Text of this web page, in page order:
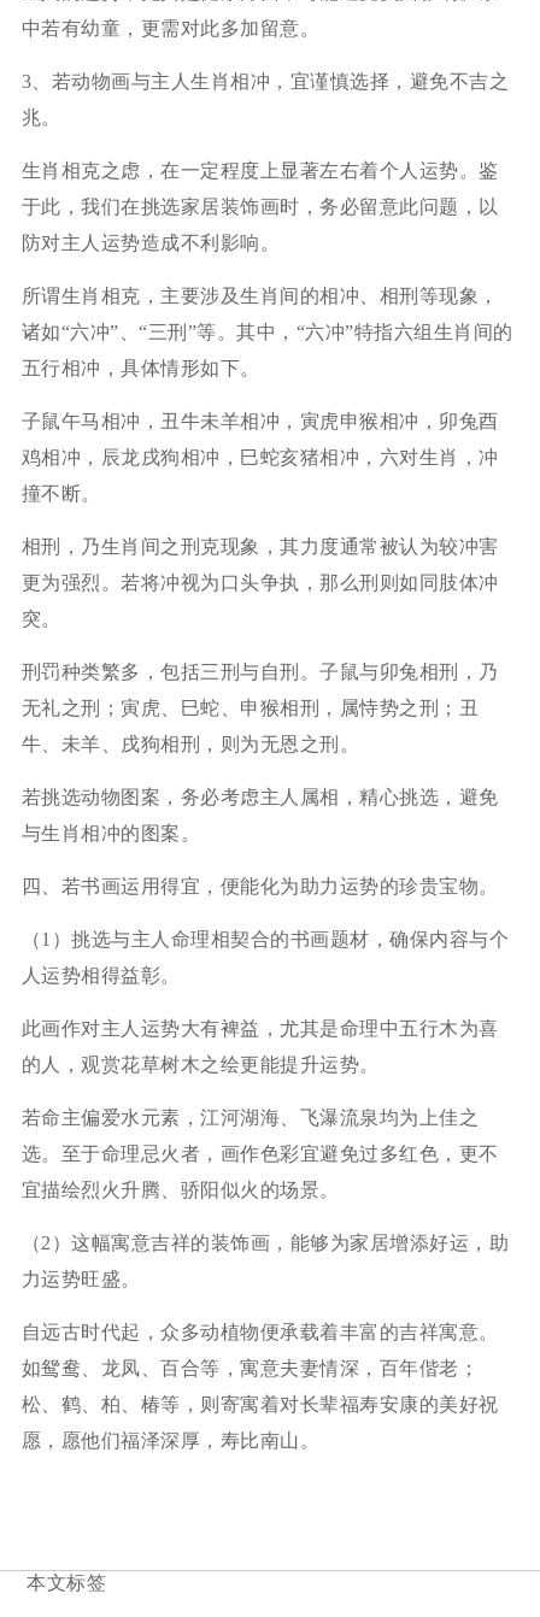
中若有幼童，更需对此多加留意。
3、若动物画与主人生肖相冲，宜谨慎选择，避免不吉之
兆。
生肖相克之虑，在一定程度上显著左右着个人运势。鉴
于此，我们在挑选家居装饰画时，务必留意此问题，以
防对主人运势造成不利影响。
所谓生肖相克，主要涉及生肖间的相冲、相刑等现象，
诸如“六冲”、“三刑”等。其中，“六冲”特指六组生肖间的
五行相冲，具体情形如下。
子鼠午马相冲，丑牛未羊相冲，寅虎申猴相冲，卯兔酉
鸡相冲，辰龙戌狗相冲，巳蛇亥猪相冲，六对生肖，冲
撞不断。
相刑，乃生肖间之刑克现象，其力度通常被认为较冲害
更为强烈。若将冲视为口头争执，那么刑则如同肢体冲
突。
刑罚种类繁多，包括三刑与自刑。子鼠与卯兔相刑，乃
无礼之刑；寅虎、巳蛇、申猴相刑，属恃势之刑；丑
牛、未羊、戌狗相刑，则为无恩之刑。
若挑选动物图案，务必考虑主人属相，精心挑选，避免
与生肖相冲的图案。
四、若书画运用得宜，便能化为助力运势的珍贵宝物。
（1）挑选与主人命理相契合的书画题材，确保内容与个
人运势相得益彰。
此画作对主人运势大有裨益，尤其是命理中五行木为喜
的人，观赏花草树木之绘更能提升运势。
若命主偏爱水元素，江河湖海、飞瀑流泉均为上佳之
选。至于命理忌火者，画作色彩宜避免过多红色，更不
宜描绘烈火升腾、骄阳似火的场景。
（2）这幅寓意吉祥的装饰画，能够为家居增添好运，助
力运势旺盛。
自远古时代起，众多动植物便承载着丰富的吉祥寓意。
如鸳鸯、龙凤、百合等，寓意夫妻情深，百年偕老；
松、鹤、柏、椿等，则寄寓着对长辈福寿安康的美好祝
愿，愿他们福泽深厚，寿比南山。
本文标签